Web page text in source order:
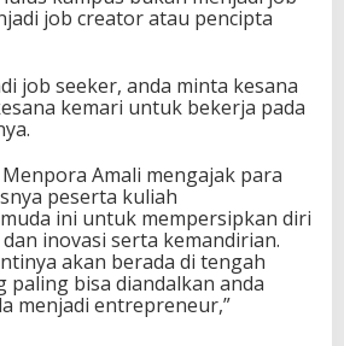
job creator atau pencipta
job seeker, anda minta kesana
kemari untuk bekerja pada
Amali mengajak para
peserta kuliah
ini untuk mempersipkan diri
inovasi serta kemandirian.
akan berada di tengah
paling bisa diandalkan anda
menjadi entrepreneur,”